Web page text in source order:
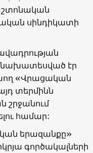
սինդիկատի
նախատեսված էր
«Վրացական
տերմինն
շրջանում
համար:
երազանքը»
գործակալների